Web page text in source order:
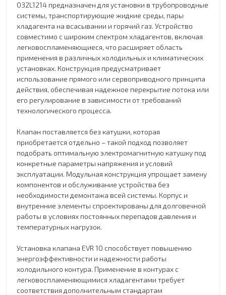
032L1214 предназначен для установки в трубопроводные
системы, транспортирующие жидкие среды, пары
хладагента на всасывании и горячий газ. Устройство
совместимо с широким спектром хладагентов, включая
легковоспламеняющиеся, что расширяет область
применения в различных холодильных и климатических
установках. Конструкция предусматривает
использование прямого или сервоприводного принципа
действия, обеспечивая надежное перекрытие потока или
его регулирование в зависимости от требований
технологического процесса.
Клапан поставляется без катушки, которая
приобретается отдельно – такой подход позволяет
подобрать оптимальную электромагнитную катушку под
конкретные параметры напряжения и условий
эксплуатации. Модульная конструкция упрощает замену
компонентов и обслуживание устройства без
необходимости демонтажа всей системы. Корпус и
внутренние элементы спроектированы для долговечной
работы в условиях постоянных перепадов давления и
температурных нагрузок.
Установка клапана EVR 10 способствует повышению
энергоэффективности и надежности работы
холодильного контура. Применение в контурах с
легковоспламеняющимися хладагентами требует
соответствия дополнительным стандартам